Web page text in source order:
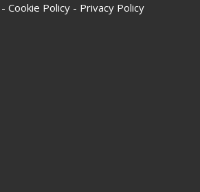
Cookie Policy - Privacy Policy